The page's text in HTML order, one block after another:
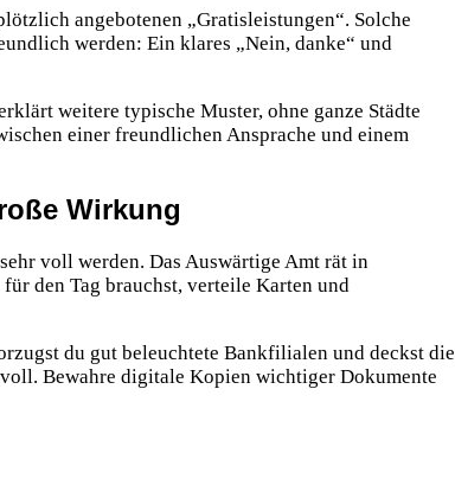
angebotenen „Gratisleistungen“. Solche
werden: Ein klares „Nein, danke“ und
weitere typische Muster, ohne ganze Städte
einer freundlichen Ansprache und einem
Wirkung
voll werden. Das Auswärtige Amt rät in
den Tag brauchst, verteile Karten und
du gut beleuchtete Bankfilialen und deckst die
Bewahre digitale Kopien wichtiger Dokumente